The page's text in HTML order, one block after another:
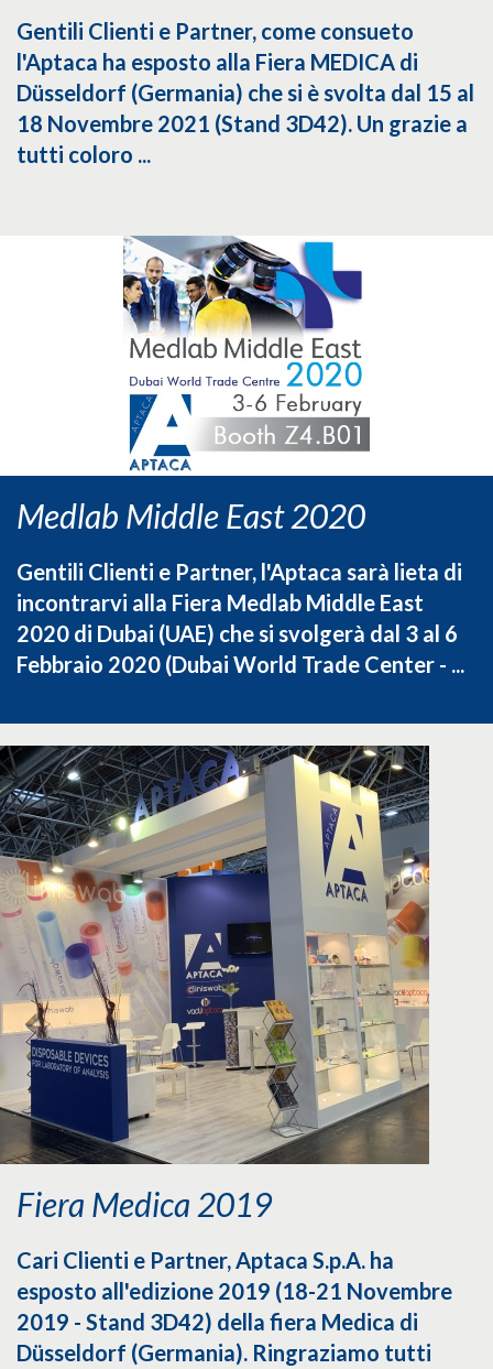
Gentili Clienti e Partner, come consueto
l'Aptaca ha esposto alla Fiera MEDICA di
Düsseldorf (Germania) che si è svolta dal 15 al
18 Novembre 2021 (Stand 3D42). Un grazie a
tutti coloro ...
Medlab Middle East 2020
Gentili Clienti e Partner, l'Aptaca sarà lieta di
incontrarvi alla Fiera Medlab Middle East
2020 di Dubai (UAE) che si svolgerà dal 3 al 6
Febbraio 2020 (Dubai World Trade Center - ...
Fiera Medica 2019
Cari Clienti e Partner, Aptaca S.p.A. ha
esposto all'edizione 2019 (18-21 Novembre
2019 - Stand 3D42) della fiera Medica di
Düsseldorf (Germania). Ringraziamo tutti